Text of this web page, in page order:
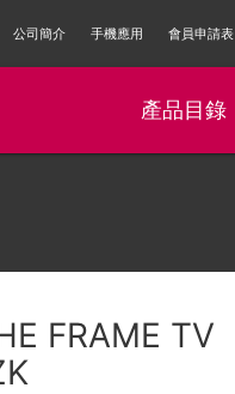
公司簡介 手機應用 會員申請表
產品目錄
FRAME TV